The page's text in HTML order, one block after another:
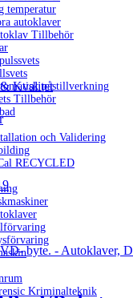
temperatur
autoklaver
Tillbehör
påstillverkning
Tillbehör
och Validering
RECYCLED
Kriminalteknik
Kvalitet